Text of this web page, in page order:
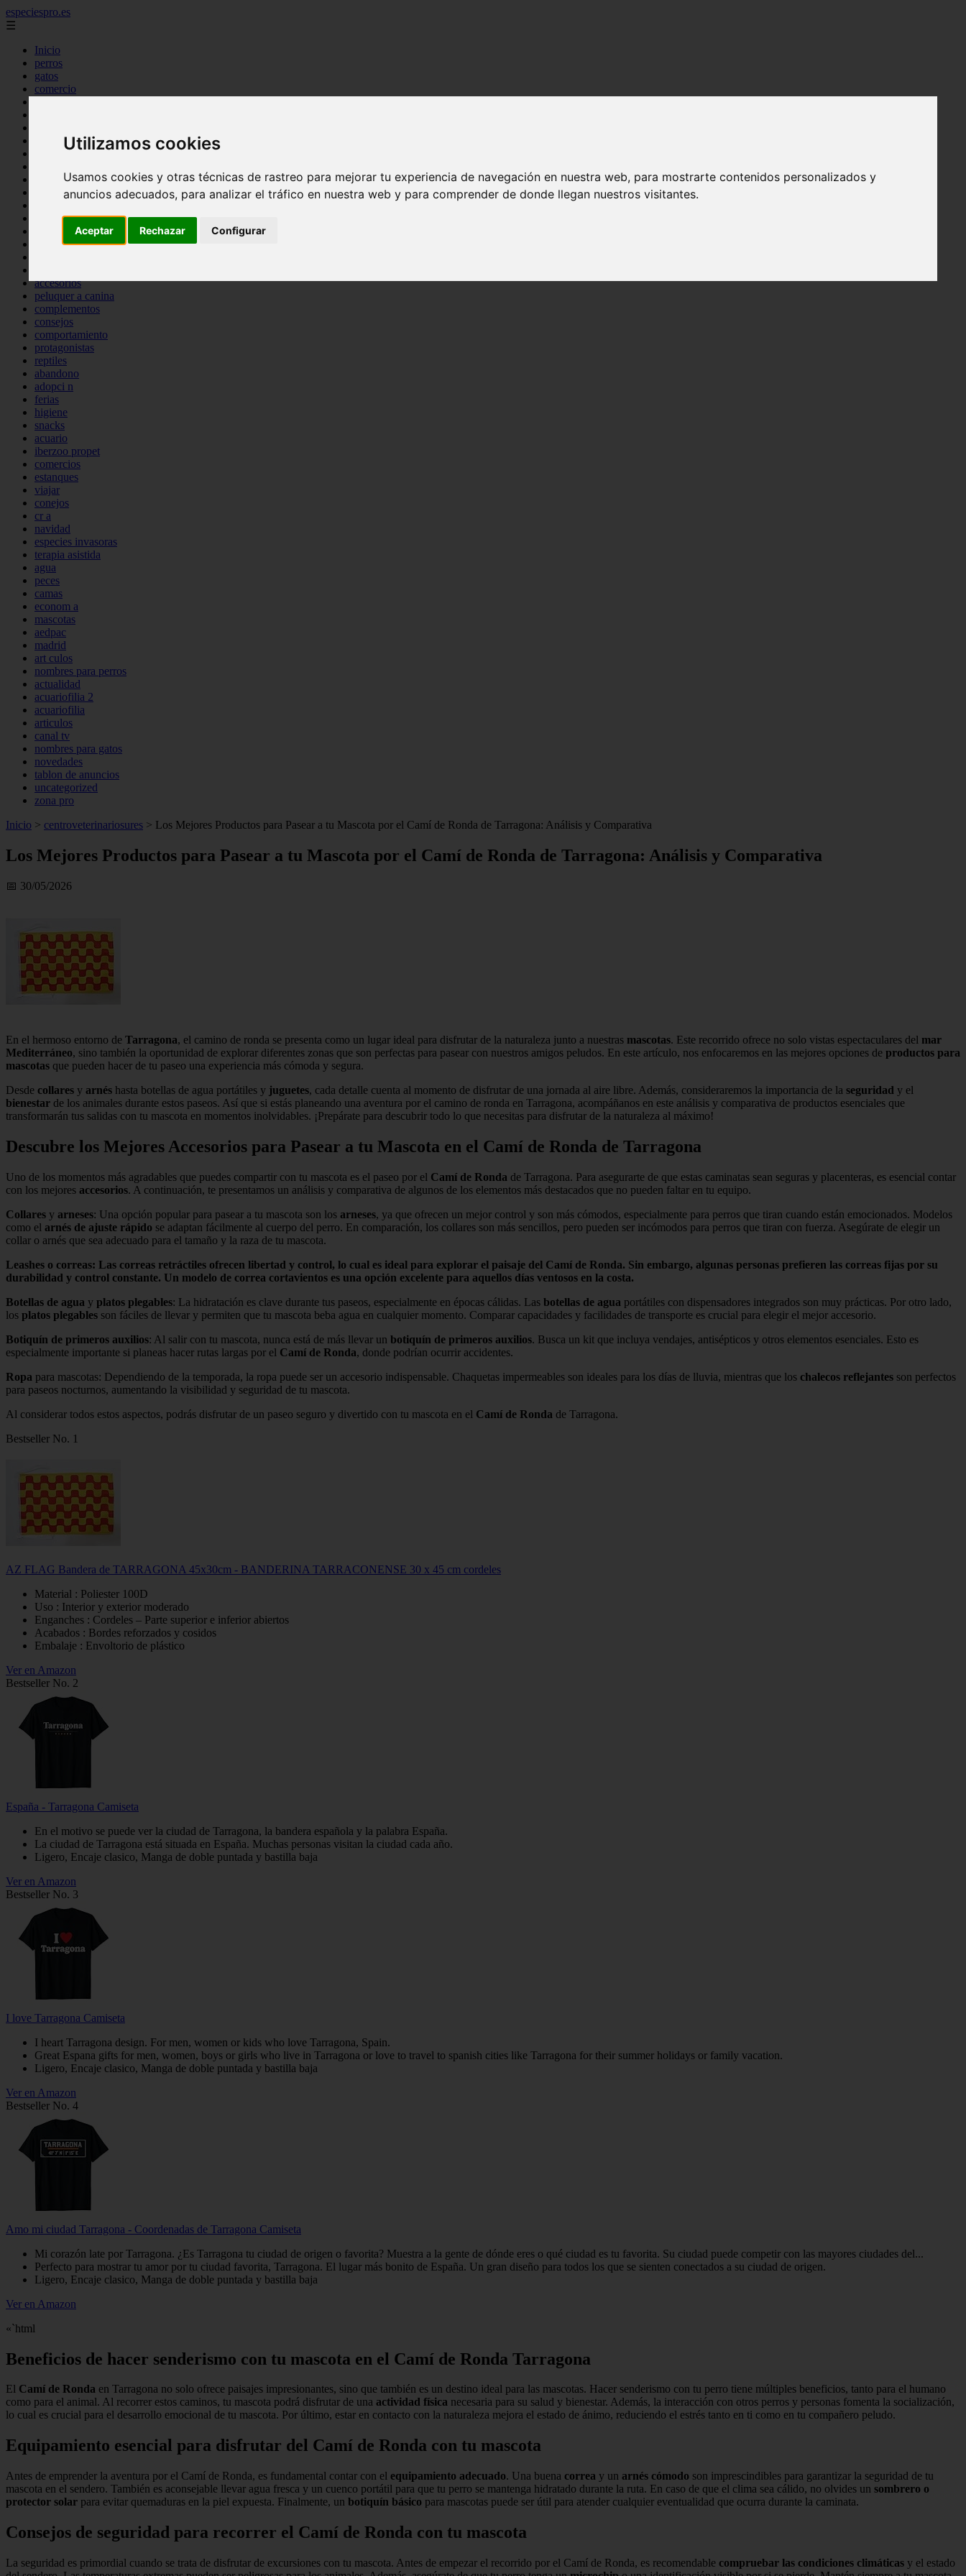
Utilizamos cookies
Usamos cookies y otras técnicas de rastreo para mejorar tu experiencia de navegación en nuestra web, para mostrarte contenidos personalizados y
anuncios adecuados, para analizar el tráfico en nuestra web y para comprender de donde llegan nuestros visitantes.
Aceptar Rechazar Configurar
especiespro.es
☰
Inicio
perros
gatos
comercio
tenencia responsable
mantenimiento
bienestar
peque os mam feros
verano
accesorios
peluquer a canina
complementos
consejos
comportamiento
protagonistas
reptiles
abandono
adopci n
ferias
higiene
snacks
acuario
iberzoo propet
comercios
estanques
viajar
conejos
cr a
navidad
especies invasoras
terapia asistida
agua
peces
camas
econom a
mascotas
aedpac
madrid
art culos
nombres para perros
actualidad
acuariofilia 2
acuariofilia
articulos
canal tv
nombres para gatos
novedades
tablon de anuncios
uncategorized
zona pro
Inicio > centroveterinariosures > Los Mejores Productos para Pasear a tu Mascota por el Camí de Ronda de Tarragona: Análisis y Comparativa
Los Mejores Productos para Pasear a tu Mascota por el Camí de Ronda de Tarragona: Análisis y Comparativa
📅 30/05/2026
En el hermoso entorno de Tarragona, el camino de ronda se presenta como un lugar ideal para disfrutar de la naturaleza junto a nuestras mascotas. Este recorrido ofrece no solo vistas espectaculares del mar
Mediterráneo, sino también la oportunidad de explorar diferentes zonas que son perfectas para pasear con nuestros amigos peludos. En este artículo, nos enfocaremos en las mejores opciones de productos para
mascotas que pueden hacer de tu paseo una experiencia más cómoda y segura.
Desde collares y arnés hasta botellas de agua portátiles y juguetes, cada detalle cuenta al momento de disfrutar de una jornada al aire libre. Además, consideraremos la importancia de la seguridad y el
bienestar de los animales durante estos paseos. Así que si estás planeando una aventura por el camino de ronda en Tarragona, acompáñanos en este análisis y comparativa de productos esenciales que
transformarán tus salidas con tu mascota en momentos inolvidables. ¡Prepárate para descubrir todo lo que necesitas para disfrutar de la naturaleza al máximo!
Descubre los Mejores Accesorios para Pasear a tu Mascota en el Camí de Ronda de Tarragona
Uno de los momentos más agradables que puedes compartir con tu mascota es el paseo por el Camí de Ronda de Tarragona. Para asegurarte de que estas caminatas sean seguras y placenteras, es esencial contar
con los mejores accesorios. A continuación, te presentamos un análisis y comparativa de algunos de los elementos más destacados que no pueden faltar en tu equipo.
Collares y arneses: Una opción popular para pasear a tu mascota son los arneses, ya que ofrecen un mejor control y son más cómodos, especialmente para perros que tiran cuando están emocionados. Modelos
como el arnés de ajuste rápido se adaptan fácilmente al cuerpo del perro. En comparación, los collares son más sencillos, pero pueden ser incómodos para perros que tiran con fuerza. Asegúrate de elegir un
collar o arnés que sea adecuado para el tamaño y la raza de tu mascota.
Leashes o correas: Las correas retráctiles ofrecen libertad y control, lo cual es ideal para explorar el paisaje del Camí de Ronda. Sin embargo, algunas personas prefieren las correas fijas por su
durabilidad y control constante. Un modelo de correa cortavientos es una opción excelente para aquellos días ventosos en la costa.
Botellas de agua y platos plegables: La hidratación es clave durante tus paseos, especialmente en épocas cálidas. Las botellas de agua portátiles con dispensadores integrados son muy prácticas. Por otro lado,
los platos plegables son fáciles de llevar y permiten que tu mascota beba agua en cualquier momento. Comparar capacidades y facilidades de transporte es crucial para elegir el mejor accesorio.
Botiquín de primeros auxilios: Al salir con tu mascota, nunca está de más llevar un botiquín de primeros auxilios. Busca un kit que incluya vendajes, antisépticos y otros elementos esenciales. Esto es
especialmente importante si planeas hacer rutas largas por el Camí de Ronda, donde podrían ocurrir accidentes.
Ropa para mascotas: Dependiendo de la temporada, la ropa puede ser un accesorio indispensable. Chaquetas impermeables son ideales para los días de lluvia, mientras que los chalecos reflejantes son perfectos
para paseos nocturnos, aumentando la visibilidad y seguridad de tu mascota.
Al considerar todos estos aspectos, podrás disfrutar de un paseo seguro y divertido con tu mascota en el Camí de Ronda de Tarragona.
Bestseller No. 1
AZ FLAG Bandera de TARRAGONA 45x30cm - BANDERINA TARRACONENSE 30 x 45 cm cordeles
Material : Poliester 100D
Uso : Interior y exterior moderado
Enganches : Cordeles – Parte superior e inferior abiertos
Acabados : Bordes reforzados y cosidos
Embalaje : Envoltorio de plástico
Ver en Amazon
Bestseller No. 2
España - Tarragona Camiseta
En el motivo se puede ver la ciudad de Tarragona, la bandera española y la palabra España.
La ciudad de Tarragona está situada en España. Muchas personas visitan la ciudad cada año.
Ligero, Encaje clasico, Manga de doble puntada y bastilla baja
Ver en Amazon
Bestseller No. 3
I love Tarragona Camiseta
I heart Tarragona design. For men, women or kids who love Tarragona, Spain.
Great Espana gifts for men, women, boys or girls who live in Tarragona or love to travel to spanish cities like Tarragona for their summer holidays or family vacation.
Ligero, Encaje clasico, Manga de doble puntada y bastilla baja
Ver en Amazon
Bestseller No. 4
Amo mi ciudad Tarragona - Coordenadas de Tarragona Camiseta
Mi corazón late por Tarragona. ¿Es Tarragona tu ciudad de origen o favorita? Muestra a la gente de dónde eres o qué ciudad es tu favorita. Su ciudad puede competir con las mayores ciudades del...
Perfecto para mostrar tu amor por tu ciudad favorita, Tarragona. El lugar más bonito de España. Un gran diseño para todos los que se sienten conectados a su ciudad de origen.
Ligero, Encaje clasico, Manga de doble puntada y bastilla baja
Ver en Amazon
«`html
Beneficios de hacer senderismo con tu mascota en el Camí de Ronda Tarragona
El Camí de Ronda en Tarragona no solo ofrece paisajes impresionantes, sino que también es un destino ideal para las mascotas. Hacer senderismo con tu perro tiene múltiples beneficios, tanto para el humano
como para el animal. Al recorrer estos caminos, tu mascota podrá disfrutar de una actividad física necesaria para su salud y bienestar. Además, la interacción con otros perros y personas fomenta la socialización,
lo cual es crucial para el desarrollo emocional de tu mascota. Por último, estar en contacto con la naturaleza mejora el estado de ánimo, reduciendo el estrés tanto en ti como en tu compañero peludo.
Equipamiento esencial para disfrutar del Camí de Ronda con tu mascota
Antes de emprender la aventura por el Camí de Ronda, es fundamental contar con el equipamiento adecuado. Una buena correa y un arnés cómodo son imprescindibles para garantizar la seguridad de tu
mascota en el sendero. También es aconsejable llevar agua fresca y un cuenco portátil para que tu perro se mantenga hidratado durante la ruta. En caso de que el clima sea cálido, no olvides un sombrero o
protector solar para evitar quemaduras en la piel expuesta. Finalmente, un botiquín básico para mascotas puede ser útil para atender cualquier eventualidad que ocurra durante la caminata.
Consejos de seguridad para recorrer el Camí de Ronda con tu mascota
La seguridad es primordial cuando se trata de disfrutar de excursiones con tu mascota. Antes de empezar el recorrido por el Camí de Ronda, es recomendable compruebar las condiciones climáticas y el estado